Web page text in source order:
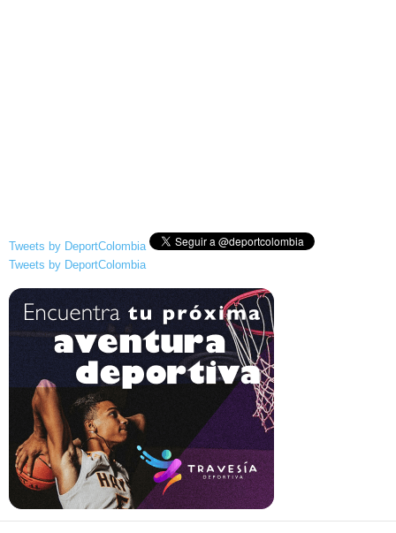
Tweets by DeportColombia
Tweets by DeportColombia